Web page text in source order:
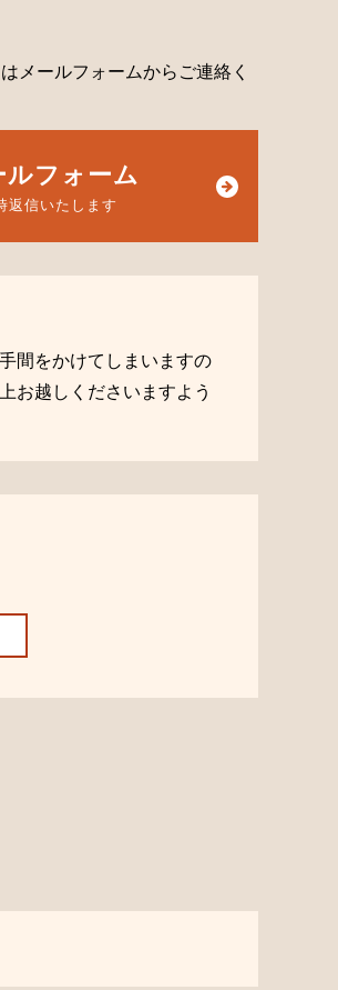
メールフォームからご連絡く
ルフォーム
返信いたします
間をかけてしまいますの
お越しくださいますよう